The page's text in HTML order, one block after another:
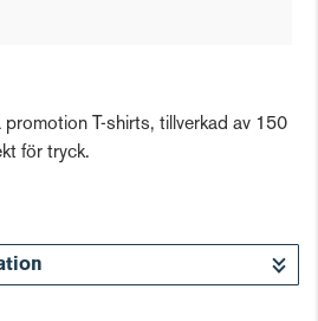
promotion T-shirts, tillverkad av 150
för tryck.